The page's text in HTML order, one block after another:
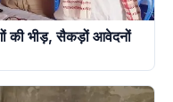
की भीड़, सैकड़ों आवेदनों